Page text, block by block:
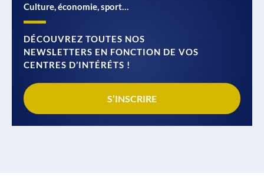
Culture, économie, sport…
DÉCOUVREZ TOUTES NOS
NEWSLETTERS EN FONCTION DE VOS
CENTRES D’INTÉRÉTS !
S’INSCRIRE